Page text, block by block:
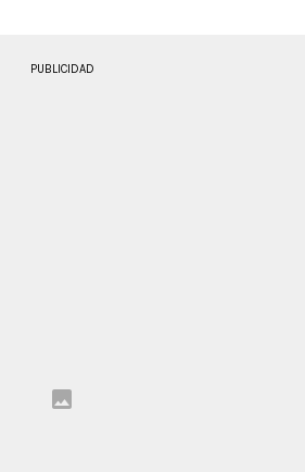
PUBLICIDAD